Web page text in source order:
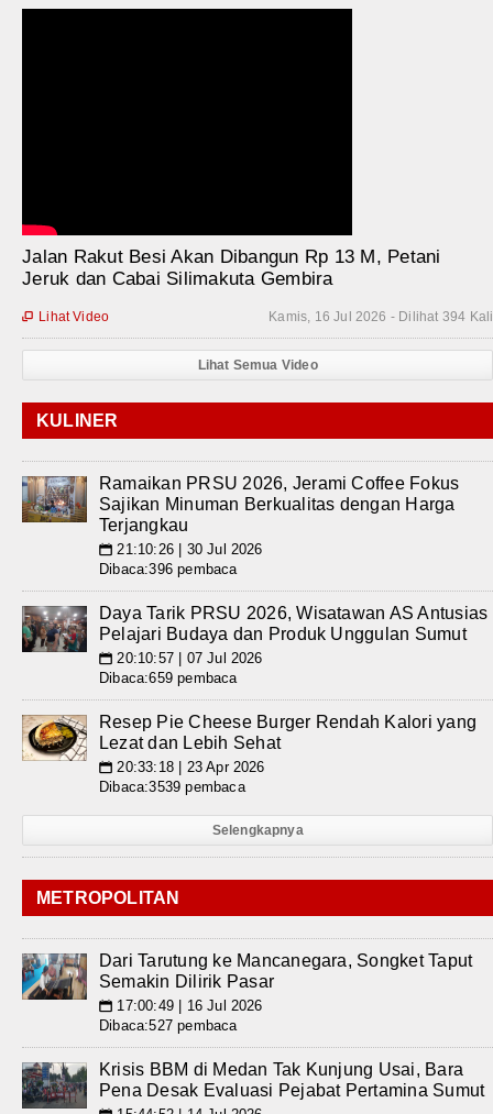
Jalan Rakut Besi Akan Dibangun Rp 13 M, Petani
Jeruk dan Cabai Silimakuta Gembira
Kamis, 16 Jul 2026 - Dilihat 394 Kali
 Lihat Video
Lihat Semua Video
KULINER
Ramaikan PRSU 2026, Jerami Coffee Fokus
Sajikan Minuman Berkualitas dengan Harga
Terjangkau
📅 21:10:26 | 30 Jul 2026
Dibaca:396 pembaca
Daya Tarik PRSU 2026, Wisatawan AS Antusias
Pelajari Budaya dan Produk Unggulan Sumut
📅 20:10:57 | 07 Jul 2026
Dibaca:659 pembaca
Resep Pie Cheese Burger Rendah Kalori yang
Lezat dan Lebih Sehat
📅 20:33:18 | 23 Apr 2026
Dibaca:3539 pembaca
Selengkapnya
METROPOLITAN
Dari Tarutung ke Mancanegara, Songket Taput
Semakin Dilirik Pasar
📅 17:00:49 | 16 Jul 2026
Dibaca:527 pembaca
Krisis BBM di Medan Tak Kunjung Usai, Bara
Pena Desak Evaluasi Pejabat Pertamina Sumut